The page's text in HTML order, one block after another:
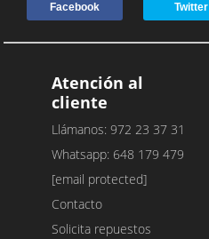
Facebook Twitter
Atención al
cliente
Llámanos: 972 23 37 31
Whatsapp: 648 179 479
[email protected]
Contacto
Solicita repuestos